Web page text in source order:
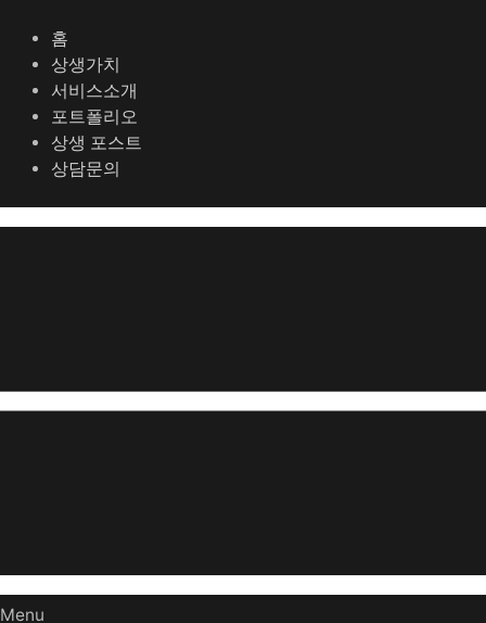
홈
상생가치
서비스소개
포트폴리오
상생 포스트
상담문의
Menu